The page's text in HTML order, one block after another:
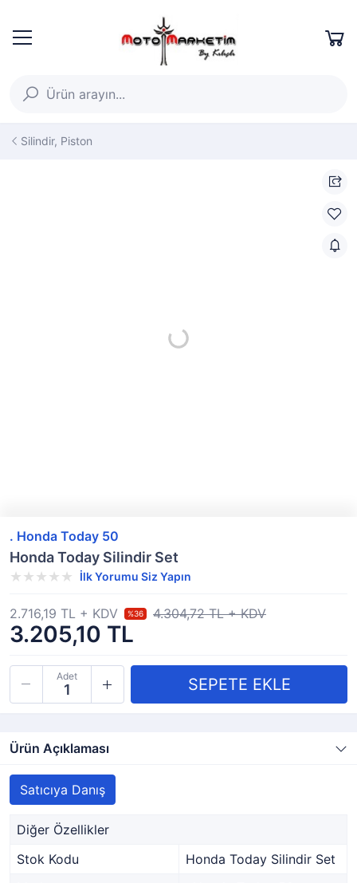
Silindir, Piston
. Honda Today 50
Honda Today Silindir Set
İlk Yorumu Siz Yapın
3.205,10 TL
2.716,19 TL + KDV %36 4.304,72 TL + KDV
Adet
Ürün Açıklaması
Satıcıya Danış
Diğer Özellikler
Stok Kodu
Honda Today Silindir Set